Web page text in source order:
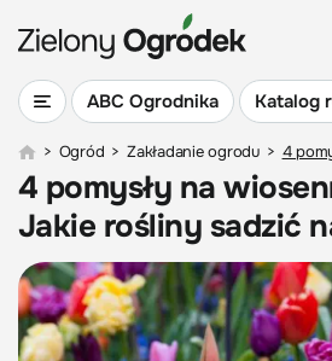
ABC Ogrodnika Katalog
> Ogród > Zakładanie ogrodu > 4
4 pomysły na
Jakie rośliny sadzić